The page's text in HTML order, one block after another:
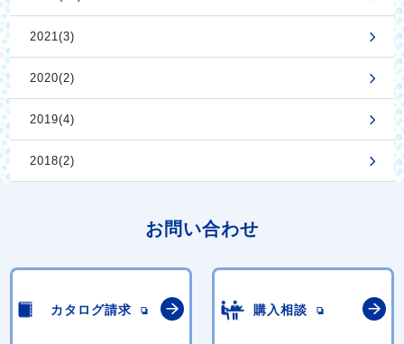
2021(3)
2020(2)
2019(4)
2018(2)
お問い合わせ
カタログ請求 購入相談